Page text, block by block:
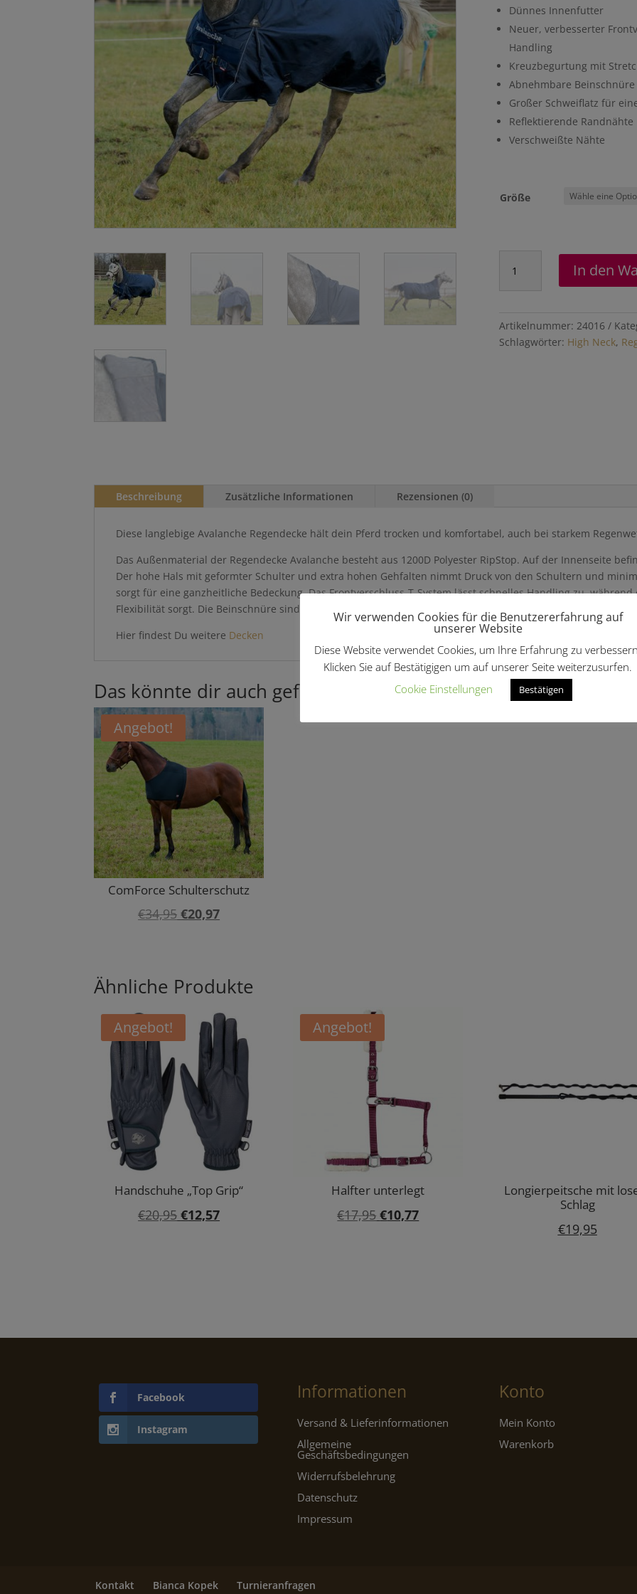
Dünnes Innenfutter
Neuer, verbesserter
Handling
Kreuzbegurtung mit
Abnehmbare Beinschnüre
Großer Schweiflatz für
Reflektierende Randnähte
Verschweißte Nähte
Größe
Regendecke
In den
Artikelnummer: 24016
Schlagwörter: High Neck,
Beschreibung Zusätzliche Informationen Rezensionen (0)
Diese langlebige Avalanche Regendecke hält dein Pferd trocken und komfortabel, auch bei starkem
Das Außenmaterial der Regendecke Avalanche besteht aus 1200D Polyester RipStop. Auf der Innenseite
Der hohe Hals mit geformter Schulter und extra hohen Gehfalten nimmt Druck von den Schultern und
sorgt für eine ganzheitliche Bedeckung. Das Frontverschluss-T-System lässt schnelles Handling zu,
Flexibilität sorgt. Die Beinschnüre sind abnehmbar. Die Randnähte sind reflektierend.
Hier findest Du weitere Decken
Das könnte dir auch gefallen …
Angebot!
ComForce Schulterschutz
€34,95 Ursprünglicher
€34,95
€20,97Aktueller
€20,97.
Ähnliche Produkte
Angebot!
Handschuhe „Top Grip“
€20,95 Ursprünglicher
€12,57Aktueller
Angebot!
Halfter unterlegt
€17,95 Ursprünglicher
€10,77Aktueller
Longierpeitsche mit
Schlag
€19,95
Facebook
Instagram
Informationen
Versand & Lieferinformationen
Allgemeine
Geschäftsbedingungen
Widerrufsbelehrung
Datenschutz
Impressum
Konto
Mein Konto
Warenkorb
Kontakt Bianca Kopek Turnieranfragen
Wir verwenden Cookies für die Benutzererfahrung auf
unserer Website
Diese Website verwendet Cookies, um Ihre Erfahrung zu
Klicken Sie auf Bestätigigen um auf unserer Seite weiterzusurfen.
Cookie Einstellungen
Bestätigen